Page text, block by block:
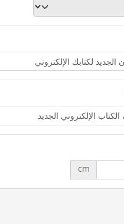
cm